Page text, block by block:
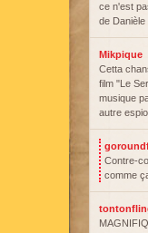
ce n'est
de Danièle
Mikpique
Cetta
film "Le
musique
autre
Contre-
comme